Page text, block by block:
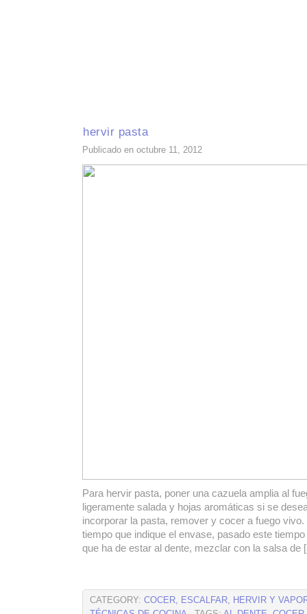
hervir pasta
Publicado en octubre 11, 2012
Para hervir pasta, poner una cazuela amplia al
ligeramente salada y hojas aromáticas si se
incorporar la pasta, remover y cocer a fuego
tiempo que indique el envase, pasado este
que ha de estar al dente, mezclar con la salsa de
CATEGORY: COCER, ESCALFAR, HERVIR Y